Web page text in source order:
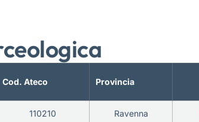
Cod. Ateco Provincia
110210 Ravenna